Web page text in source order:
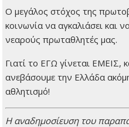
Ο μεγάλος στόχος της
κοινωνία να αγκαλιάσει και
νεαρούς πρωταθλητές μας.
Γιατί το ΕΓΩ γίνεται ΕΜΕΙΣ,
ανεβάσουμε την Ελλάδα
αθλητισμό!
Hαναδημοσίευση του